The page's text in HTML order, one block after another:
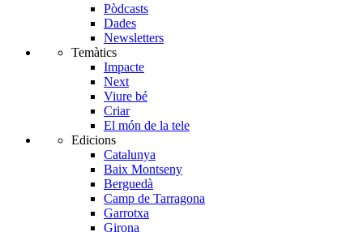
Pòdcasts
Dades
Newsletters
Temàtics
Impacte
Next
Viure bé
Criar
El món de la tele
Edicions
Catalunya
Baix Montseny
Berguedà
Camp de Tarragona
Garrotxa
Girona